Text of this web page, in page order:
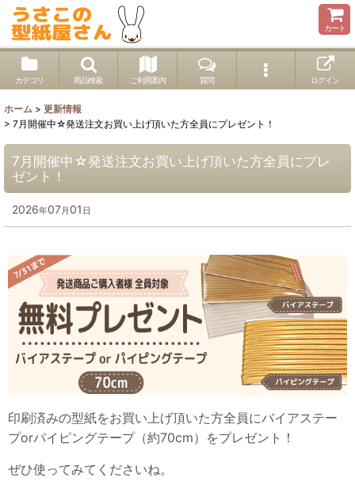
カート
カテゴリ 商品検索 ご利用案内 質問 ログイン
ホーム > 更新情報
> 7月開催中☆発送注文お買い上げ頂いた方全員にプレゼント！
7月開催中☆発送注文お買い上げ頂いた方全員にプレ
ゼント！
2026年07月 01 日
印刷済みの型紙をお買い上げ頂いた方全員にバイアステー
プorパイピングテープ（約70cm）をプレゼント！
ぜひ使ってみてくださいね。